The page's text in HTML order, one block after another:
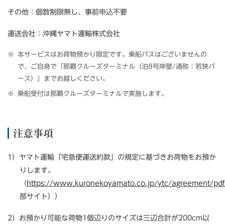
その他：個数制限無し、事前申込不要
運送会社：沖縄ヤマト運輸株式会社
本サービスはお荷物預かり限定です。乗船バスはございませんの
で、ご自身で「那覇クルーズターミナル（泊8号岸壁/通称：若狭バ
ース）」までお越しください。
乗船受付は那覇クルーズターミナルで実施します。
注意事項
1）ヤマト運輸「宅急便運送約款」の規定に基づきお荷物をお預か
りします。
（ https://www.kuronekoyamato.co.jp/ytc/agreement/
部サイト））
2）お預かり可能な荷物1個辺りのサイズは三辺合計が200cm以